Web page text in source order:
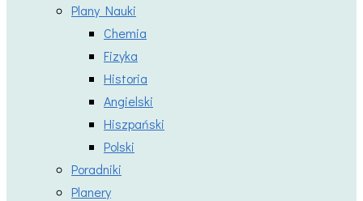
Plany Nauki
Chemia
Fizyka
Historia
Angielski
Hiszpański
Polski
Poradniki
Planery